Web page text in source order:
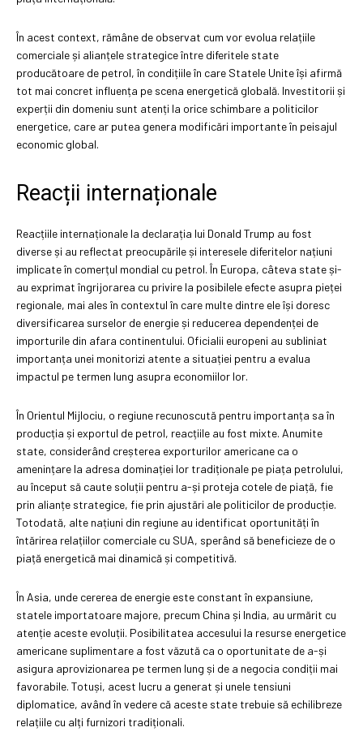
În acest context, rămâne de observat cum vor evolua relațiile
comerciale și alianțele strategice între diferitele state
producătoare de petrol, în condițiile în care Statele Unite își afirmă
tot mai concret influența pe scena energetică globală. Investitorii și
experții din domeniu sunt atenți la orice schimbare a politicilor
energetice, care ar putea genera modificări importante în peisajul
economic global.
Reacții internaționale
Reacțiile internaționale la declarația lui Donald Trump au fost
diverse și au reflectat preocupările și interesele diferitelor națiuni
implicate în comerțul mondial cu petrol. În Europa, câteva state și-
au exprimat îngrijorarea cu privire la posibilele efecte asupra pieței
regionale, mai ales în contextul în care multe dintre ele își doresc
diversificarea surselor de energie și reducerea dependenței de
importurile din afara continentului. Oficialii europeni au subliniat
importanța unei monitorizi atente a situației pentru a evalua
impactul pe termen lung asupra economiilor lor.
În Orientul Mijlociu, o regiune recunoscută pentru importanța sa în
producția și exportul de petrol, reacțiile au fost mixte. Anumite
state, considerând creșterea exporturilor americane ca o
amenințare la adresa dominației lor tradiționale pe piața petrolului,
au început să caute soluții pentru a-și proteja cotele de piață, fie
prin alianțe strategice, fie prin ajustări ale politicilor de producție.
Totodată, alte națiuni din regiune au identificat oportunități în
întărirea relațiilor comerciale cu SUA, sperând să beneficieze de o
piață energetică mai dinamică și competitivă.
În Asia, unde cererea de energie este constant în expansiune,
statele importatoare majore, precum China și India, au urmărit cu
atenție aceste evoluții. Posibilitatea accesului la resurse energetice
americane suplimentare a fost văzută ca o oportunitate de a-și
asigura aprovizionarea pe termen lung și de a negocia condiții mai
favorabile. Totuși, acest lucru a generat și unele tensiuni
diplomatice, având în vedere că aceste state trebuie să echilibreze
relațiile cu alți furnizori tradiționali.